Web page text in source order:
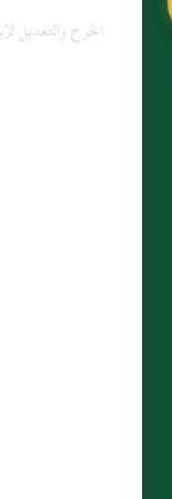
الجرح والتعديل